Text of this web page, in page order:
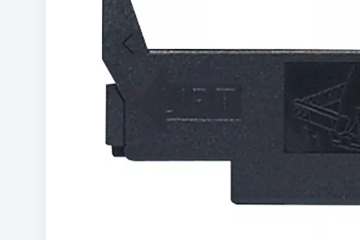
Previous